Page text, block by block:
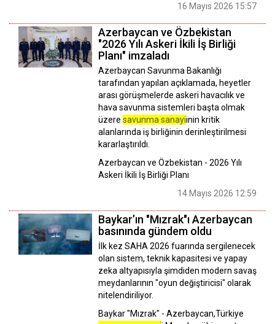
16 Mayıs 2026 15:57
Azerbaycan ve Özbekistan
"2026 Yılı Askeri İkili İş Birliği
Planı" imzaladı
Azerbaycan Savunma Bakanlığı
tarafından yapılan açıklamada, heyetler
arası görüşmelerde askeri havacılık ve
hava savunma sistemleri başta olmak
üzere savunma sanayiinin kritik
alanlarında iş birliğinin derinleştirilmesi
kararlaştırıldı.
Azerbaycan ve Özbekistan - 2026 Yılı
Askeri İkili İş Birliği Planı
14 Mayıs 2026 12:59
Baykar’ın "Mızrak"ı Azerbaycan
basınında gündem oldu
İlk kez SAHA 2026 fuarında sergilenecek
olan sistem, teknik kapasitesi ve yapay
zeka altyapısıyla şimdiden modern savaş
meydanlarının "oyun değiştiricisi" olarak
nitelendiriliyor.
Baykar "Mızrak" - Azerbaycan,Türkiye